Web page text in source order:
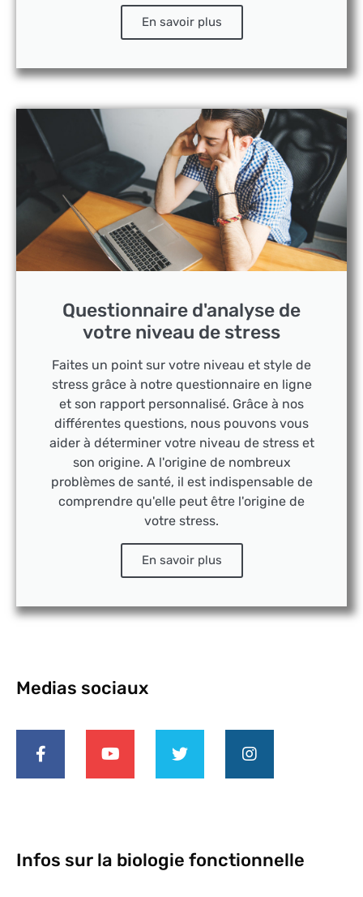
En savoir plus
Questionnaire d'analyse de
votre niveau de stress
Faites un point sur votre niveau et style de
stress grâce à notre questionnaire en ligne
et son rapport personnalisé. Grâce à nos
différentes questions, nous pouvons vous
aider à déterminer votre niveau de stress et
son origine. A l'origine de nombreux
problèmes de santé, il est indispensable de
comprendre qu'elle peut être l'origine de
votre stress.
En savoir plus
Medias sociaux
Infos sur la biologie fonctionnelle